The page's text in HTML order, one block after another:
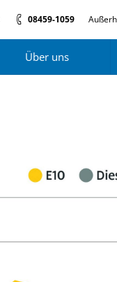
08459-1059
Über uns